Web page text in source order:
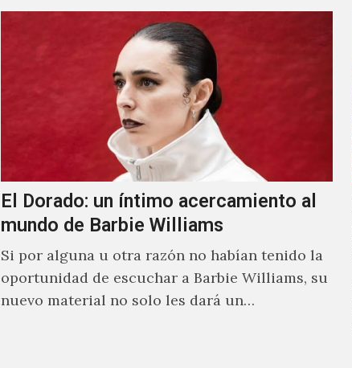
El Dorado: un íntimo acercamiento al
mundo de Barbie Williams
Si por alguna u otra razón no habían tenido la
oportunidad de escuchar a Barbie Williams, su
nuevo material no solo les dará un